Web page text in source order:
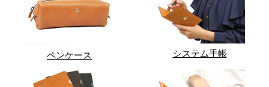
ペンケース システム手帳